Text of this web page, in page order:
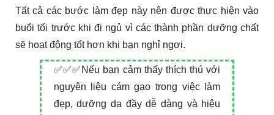
Tất cả các bước làm đẹp này nên được thực hiện vào
buổi tối trước khi đi ngủ vì các thành phần dưỡng chất
sẽ hoạt động tốt hơn khi bạn nghỉ ngơi.
✅✅✅Nếu bạn cảm thấy thích thú với
nguyên liệu cám gạo trong việc làm
đẹp, dưỡng da đầy dễ dàng và hiệu